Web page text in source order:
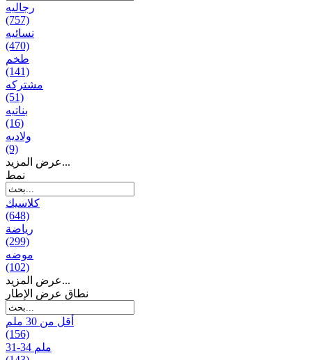
رجالیه
(757)
نسائیه
(470)
طخم
(141)
مشتركه
(51)
بناتیه
(16)
ولادیه
(9)
عرض المزيد...
نمط
كلاسيك
(648)
رياضة
(299)
موضه
(102)
عرض المزيد...
نطاق عرض الإطار
أقل من 30 ملم
(156)
31-34 ملم